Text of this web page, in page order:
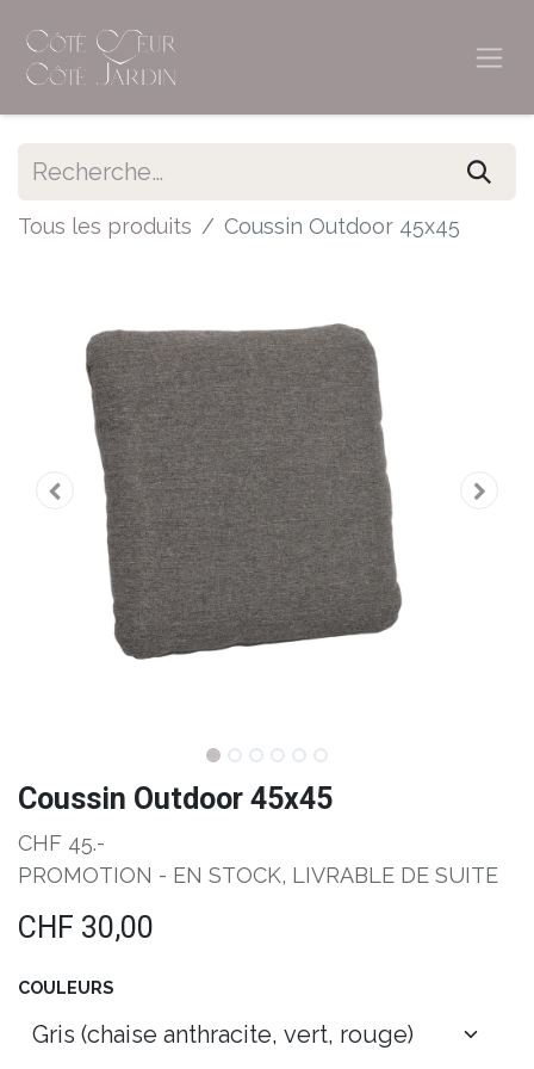
Tous les produits Coussin Outdoor 45x45
Coussin Outdoor 45x45
CHF 45.-
PROMOTION - EN STOCK, LIVRABLE DE SUITE
CHF 30,00
COULEURS